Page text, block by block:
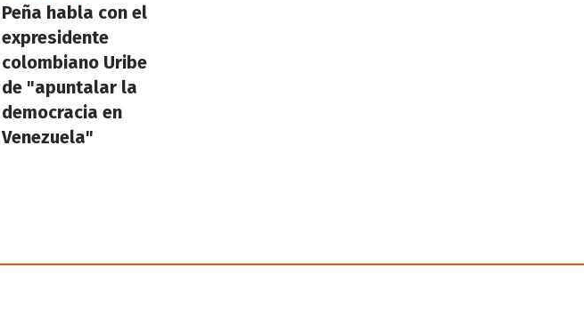
Peña habla con el
expresidente
colombiano Uribe
de "apuntalar la
democracia en
Venezuela"